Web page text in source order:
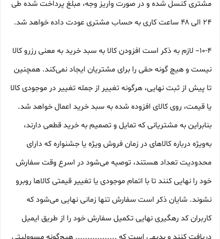
مشتری کنسل شده و در صورت واریز وجه، مبلغ پرداخت شده طی
۲۴ الی ۴۸ ساعت کاری به حساب مشتری عودت داده خواهد شد.
10-۴– لازم به ذکر است افزودن کالا به سبد خرید به معنی رزرو کالا
نیست و هیچ گونه حقی را برای مشتریان ایجاد نمی‌کند. همچنین
تا پیش از ثبت نهایی، هرگونه تغییر از جمله تغییر در موجودی کالا
یا قیمت، روی کالای افزوده شده به سبد خرید اعمال خواهد شد.
بنابراین به مشتریانی که تمایل و تصمیم به خرید قطعی دارند،
به‌ویژه درباره کالاهای در زمان فروش ویژه یا جشنواره که دارای
محدودیت تعداد هستند، توصیه می‌شود در اسرع وقت سفارش
خود را نهایی کنند تا با اتمام موجودی یا تغییر قیمتی کالاها روبرو
نشوند. شایان ذکر است سفارش تنها زمانی نهایی می‌شود که
کاربران کد رهگیری نهایی تکمیل سفارش خود را از طریق ایمیل